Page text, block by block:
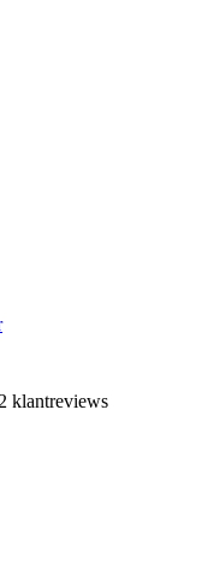
klantreviews